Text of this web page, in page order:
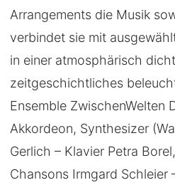
Arrangements die Musik
verbindet sie mit
in einer atmosphärisch
zeitgeschichtliches
Ensemble ZwischenWelten
Akkordeon, Synthesizer
Gerlich – Klavier Petra
Chansons Irmgard Schleier